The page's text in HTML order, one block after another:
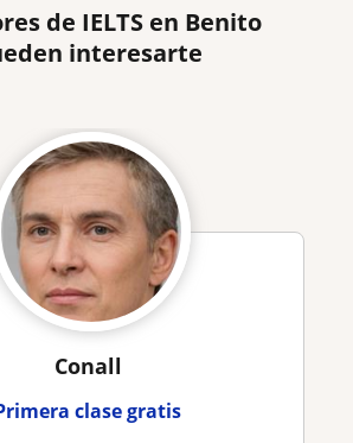
de IELTS en Benito
interesarte
Conall
clase gratis